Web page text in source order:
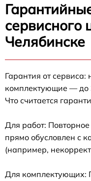
сервисного
Челябинске
Гарантия от
комплектующие — до
Что считается
Для работ:
прямо обусловлен с
(например,
Для комплектующих: